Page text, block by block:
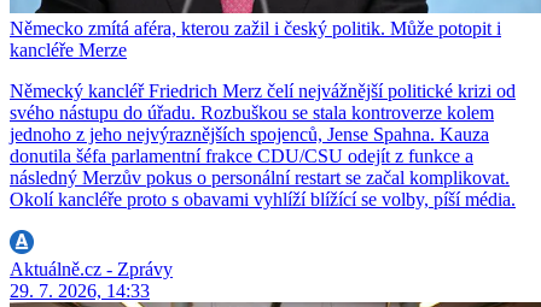
Německo zmítá aféra, kterou zažil i český politik. Může potopit i
kancléře Merze
Německý kancléř Friedrich Merz čelí nejvážnější politické krizi od
svého nástupu do úřadu. Rozbuškou se stala kontroverze kolem
jednoho z jeho nejvýraznějších spojenců, Jense Spahna. Kauza
donutila šéfa parlamentní frakce CDU/CSU odejít z funkce a
následný Merzův pokus o personální restart se začal komplikovat.
Okolí kancléře proto s obavami vyhlíží blížící se volby, píší média.
Aktuálně.cz - Zprávy
29. 7. 2026, 14:33